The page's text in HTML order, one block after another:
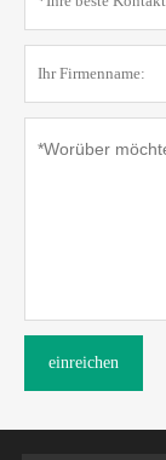
einreichen